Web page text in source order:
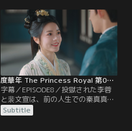
跋燕の帳簿を手に入れようと、商人
のフリをして拓跋燕の宴に潜入す
る。そして、李蓉は帳簿を見つける
が、怪しい動きが見つかってしま
い…。
度華年 The Princess Royal 第08話／字幕
字幕／EPISODE8／投獄された李蓉
と裴文宣は、前の人生での秦真真と
李川の出会いを振り返っていた。一
方、李川は国境に向かい、秦臨の協
Subtitle